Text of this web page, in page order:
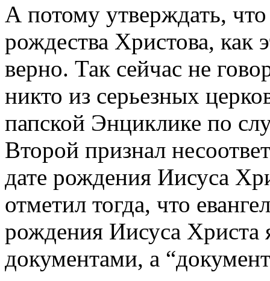
А потому утверждать,
рождества Христова, как
верно. Так сейчас не
никто из серьезных
папской Энциклике по
Второй признал
дате рождения Иисуса
отметил тогда, что
рождения Иисуса Христа
документами, а